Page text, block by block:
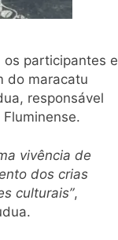
os participantes e
do maracatu
responsável
vivência de
dos crias
culturais”,